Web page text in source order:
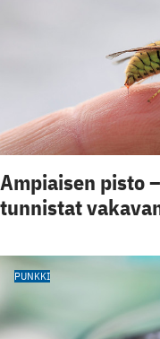
Ampiaisen pisto
tunnistat
PUNKKI